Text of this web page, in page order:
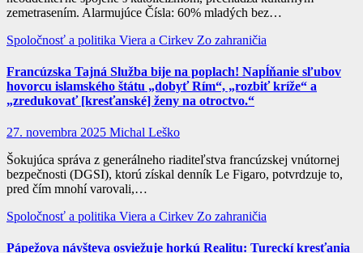
zemetrasením. Alarmujúce Čísla: 60% mladých bez…
Spoločnosť a politika Viera a Cirkev Zo zahraničia
Francúzska Tajná Služba bije na poplach! Napĺňanie sľubov
hovorcu islamského štátu „dobyť Rím“, „rozbiť kríže“ a
„zredukovať [kresťanské] ženy na otroctvo.“
27. novembra 2025 Michal Leško
Šokujúca správa z generálneho riaditeľstva francúzskej vnútornej
bezpečnosti (DGSI), ktorú získal denník Le Figaro, potvrdzuje to,
pred čím mnohí varovali,…
Spoločnosť a politika Viera a Cirkev Zo zahraničia
Pápežova návšteva osviežuje horkú Realitu: Tureckí kresťania